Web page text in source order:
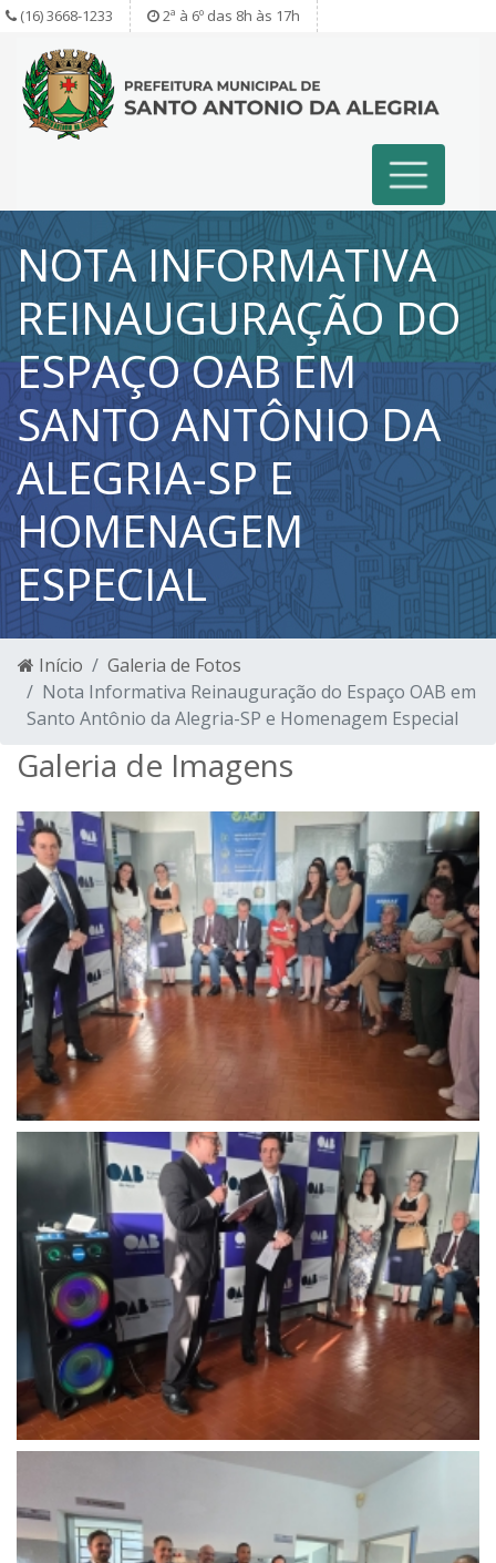
(16) 3668-1233 2ª à 6º das 8h às 17h
NOTA INFORMATIVA
REINAUGURAÇÃO DO
ESPAÇO OAB EM
SANTO ANTÔNIO DA
ALEGRIA-SP E
HOMENAGEM
ESPECIAL
Início
Galeria de Fotos
Nota Informativa Reinauguração do Espaço OAB em
Santo Antônio da Alegria-SP e Homenagem Especial
Galeria de Imagens